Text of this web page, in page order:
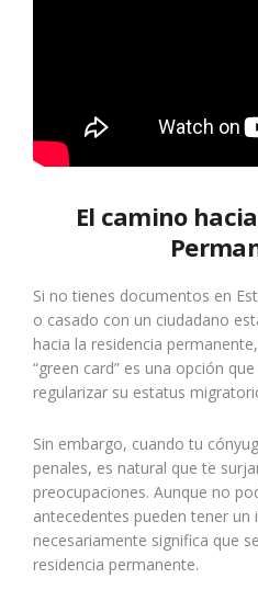
El camino
Si no tienes documentos en
o casado con un ciudadano
hacia la residencia
“green card” es una opción
regularizar su estatus
Sin embargo, cuando tu
penales, es natural que te
preocupaciones. Aunque no
antecedentes pueden tener
necesariamente significa que
residencia permanente.